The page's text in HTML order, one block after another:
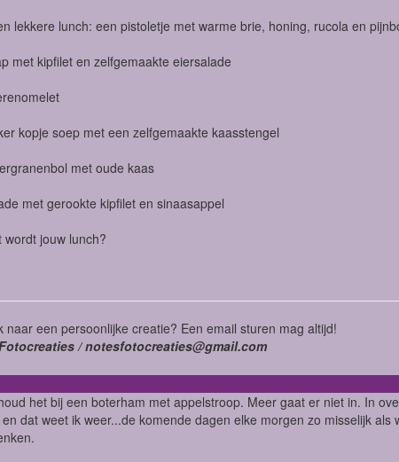
lekkere lunch: een pistoletje met warme brie, honing, rucola en
met kipfilet en zelfgemaakte eiersalade
kopje soep met een zelfgemaakte kaasstengel
met oude kaas
met gerookte kipfilet en sinaasappel
wordt jouw lunch?
naar een persoonlijke creatie? Een email sturen mag altijd!
/ notesfotocreaties@gmail.com
het bij een boterham met appelstroop. Meer gaat er niet in. In
dat weet ik weer...de komende dagen elke morgen zo misselijk